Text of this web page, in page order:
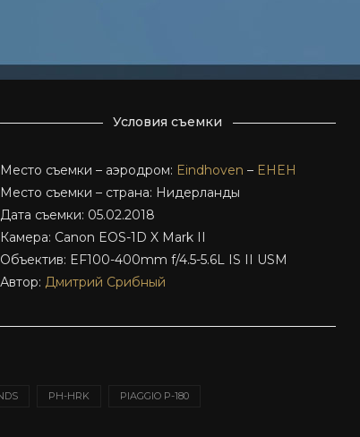
Условия съемки
Место съемки – аэродром: Eindhoven – EHEH
Место съемки – страна: Нидерланды
Дата съемки: 05.02.2018
Камера: Canon EOS-1D X Mark II
Объектив: EF100-400mm f/4.5-5.6L IS II USM
Автор: Дмитрий Срибный
PH-HRK PIAGGIO P-180